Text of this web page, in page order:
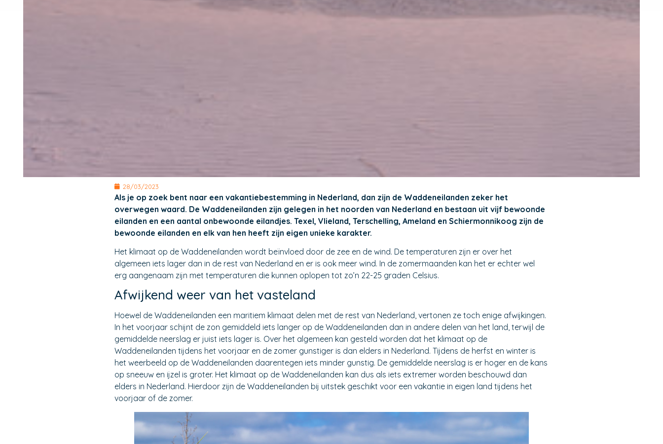
28/03/2023
Als je op zoek bent naar een vakantiebestemming in Nederland, dan zijn de Waddeneilanden zeker het
overwegen waard. De Waddeneilanden zijn gelegen in het noorden van Nederland en bestaan uit vijf bewoonde
eilanden en een aantal onbewoonde eilandjes. Texel, Vlieland, Terschelling, Ameland en Schiermonnikoog zijn de
bewoonde eilanden en elk van hen heeft zijn eigen unieke karakter.
Het klimaat op de Waddeneilanden wordt beïnvloed door de zee en de wind. De temperaturen zijn er over het
algemeen iets lager dan in de rest van Nederland en er is ook meer wind. In de zomermaanden kan het er echter wel
erg aangenaam zijn met temperaturen die kunnen oplopen tot zo’n 22-25 graden Celsius.
Afwijkend weer van het vasteland
Hoewel de Waddeneilanden een maritiem klimaat delen met de rest van Nederland, vertonen ze toch enige afwijkingen.
In het voorjaar schijnt de zon gemiddeld iets langer op de Waddeneilanden dan in andere delen van het land, terwijl de
gemiddelde neerslag er juist iets lager is. Over het algemeen kan gesteld worden dat het klimaat op de
Waddeneilanden tijdens het voorjaar en de zomer gunstiger is dan elders in Nederland. Tijdens de herfst en winter is
het weerbeeld op de Waddeneilanden daarentegen iets minder gunstig. De gemiddelde neerslag is er hoger en de kans
op sneeuw en ijzel is groter. Het klimaat op de Waddeneilanden kan dus als iets extremer worden beschouwd dan
elders in Nederland. Hierdoor zijn de Waddeneilanden bij uitstek geschikt voor een vakantie in eigen land tijdens het
voorjaar of de zomer.